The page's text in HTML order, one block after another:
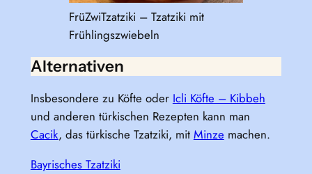
FrüZwiTzatziki – Tzatziki mit
Frühlingszwiebeln
Alternativen
Insbesondere zu Köfte oder Icli Köfte – Kibbeh
und anderen türkischen Rezepten kann man
Cacik, das türkische Tzatziki, mit Minze machen.
Bayrisches Tzatziki